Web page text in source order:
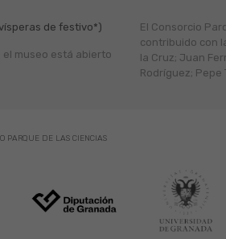
de festivo*)
el museo está abierto
El Consorcio
contribuido con
la Cruz; Juan
Rodríguez; Pepe
PARQUE DE LAS CIENCIAS